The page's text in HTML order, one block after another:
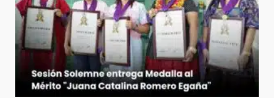
7
26 junio 2026
Exhorta Poder Legislativo al
IEEPO y al Iocied a realizar una
evaluación técnica y estructural
integral de las instalaciones de la
Escuela Secundaria General